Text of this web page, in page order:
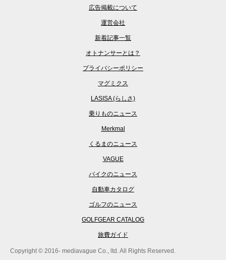
広告掲載について
運営会社
新着記事一覧
オトナンサーとは？
プライバシーポリシー
マグミクス
LASISA (らしさ)
乗りものニュース
Merkmal
くるまのニュース
VAGUE
バイクのニュース
自動車カタログ
ゴルフのニュース
GOLFGEAR CATALOG
旅費ガイド
Copyright © 2016- mediavague Co., ltd. All Rights Reserved.